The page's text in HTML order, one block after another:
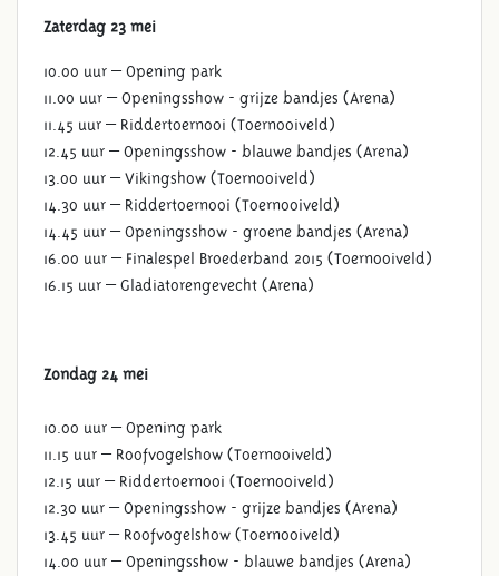
PROGRAMMA GRIJZE
JAGERDAGEN BEKEND!
Zaterdag 23 mei
10.00 uur – Opening park
11.00 uur – Openingsshow - grijze bandjes (Arena)
11.45 uur – Riddertoernooi (Toernooiveld)
12.45 uur – Openingsshow - blauwe bandjes (Arena)
13.00 uur – Vikingshow (Toernooiveld)
14.30 uur – Riddertoernooi (Toernooiveld)
14.45 uur – Openingsshow - groene bandjes (Arena)
16.00 uur – Finalespel Broederband 2015 (Toernooiveld)
16.15 uur – Gladiatorengevecht (Arena)
Zondag 24 mei
10.00 uur – Opening park
11.15 uur – Roofvogelshow (Toernooiveld)
12.15 uur – Riddertoernooi (Toernooiveld)
12.30 uur – Openingsshow - grijze bandjes (Arena)
13.45 uur – Roofvogelshow (Toernooiveld)
14.00 uur – Openingsshow - blauwe bandjes (Arena)